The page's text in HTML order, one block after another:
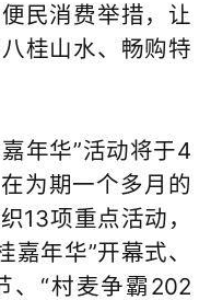
民消费举措，让
桂山水、畅购特
年华”活动将于4
为期一个多月的
13项重点活动，
嘉年华”开幕式、
、“村麦争霸202